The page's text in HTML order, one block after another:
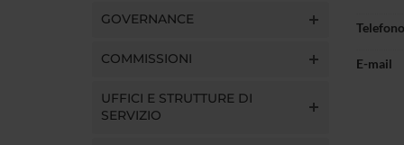
GOVERNANCE
COMMISSIONI
UFFICI E STRUTTURE DI
SERVIZIO
Telefono
E-mail